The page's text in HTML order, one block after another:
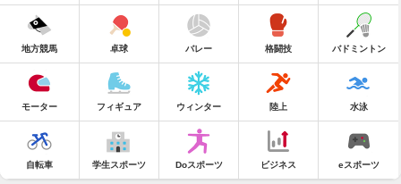
地方競馬 卓球 バレー 格闘技 バドミントン
モーター フィギュア ウィンター 陸上 水泳
自転車 学生スポーツ Doスポーツ ビジネス eスポーツ